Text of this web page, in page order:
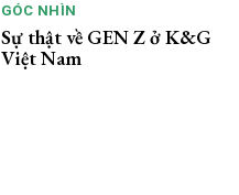
GÓC NHÌN
Sự thật về GEN Z ở K&G
Việt Nam